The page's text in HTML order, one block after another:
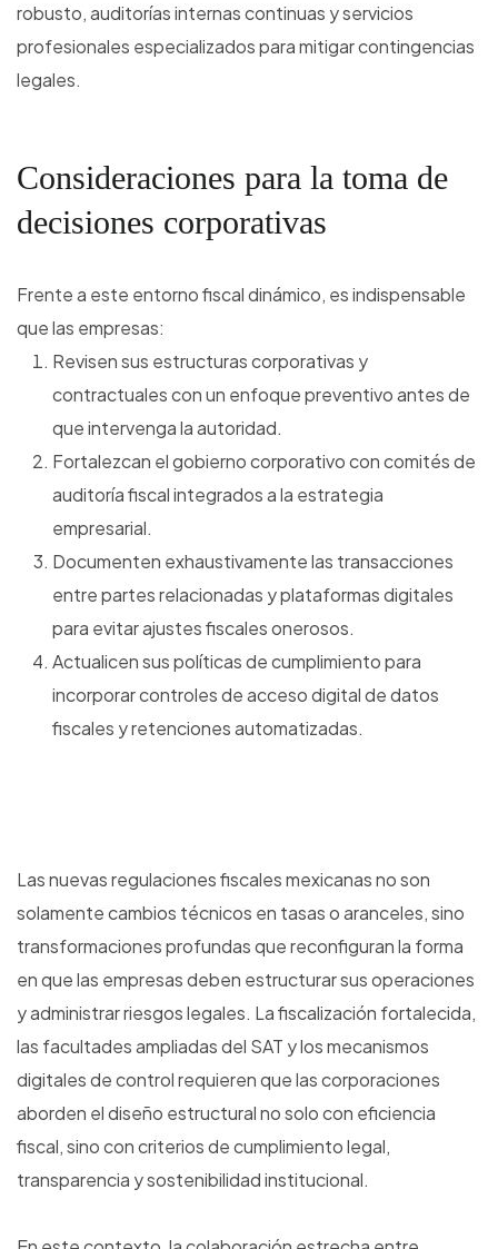
robusto, auditorías internas continuas y servicios
profesionales especializados para mitigar contingencias
legales.
Consideraciones para la toma de
decisiones corporativas
Frente a este entorno fiscal dinámico, es indispensable
que las empresas:
Revisen sus estructuras corporativas y
contractuales con un enfoque preventivo antes de
que intervenga la autoridad.
Fortalezcan el gobierno corporativo con comités de
auditoría fiscal integrados a la estrategia
empresarial.
Documenten exhaustivamente las transacciones
entre partes relacionadas y plataformas digitales
para evitar ajustes fiscales onerosos.
Actualicen sus políticas de cumplimiento para
incorporar controles de acceso digital de datos
fiscales y retenciones automatizadas.
Las nuevas regulaciones fiscales mexicanas no son
solamente cambios técnicos en tasas o aranceles, sino
transformaciones profundas que reconfiguran la forma
en que las empresas deben estructurar sus operaciones
y administrar riesgos legales. La fiscalización fortalecida,
las facultades ampliadas del SAT y los mecanismos
digitales de control requieren que las corporaciones
aborden el diseño estructural no solo con eficiencia
fiscal, sino con criterios de cumplimiento legal,
transparencia y sostenibilidad institucional.